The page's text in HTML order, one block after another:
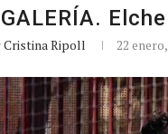
Cristina Ripoll 22